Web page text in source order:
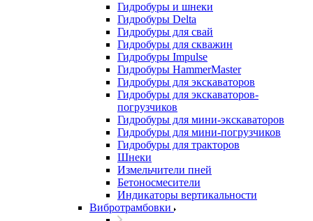
Гидробуры и шнеки
Гидробуры Delta
Гидробуры для свай
Гидробуры для скважин
Гидробуры Impulse
Гидробуры HammerMaster
Гидробуры для экскаваторов
Гидробуры для экскаваторов-
погрузчиков
Гидробуры для мини-экскаваторов
Гидробуры для мини-погрузчиков
Гидробуры для тракторов
Шнеки
Измельчители пней
Бетоносмесители
Индикаторы вертикальности
Вибротрамбовки